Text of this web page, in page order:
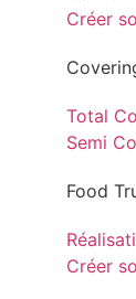
Créer
Total
Semi
Food
Créer